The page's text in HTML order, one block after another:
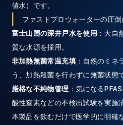
値水）です。
ファストプロウォーターの圧
富士山麓の深井戸水を使用 ：大自
質な水源を採用。
非加熱無菌常温充填：自然のミネ
う、加熱殺菌を行わずに無菌状態
厳格な不純物管理 ：気になる
酸性窒素などの不検出試験を実施
本製品を飲むだけで医学的に明確